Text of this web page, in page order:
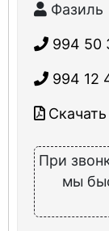
Фазиль
994 50
994 12
Скачать
При
мы